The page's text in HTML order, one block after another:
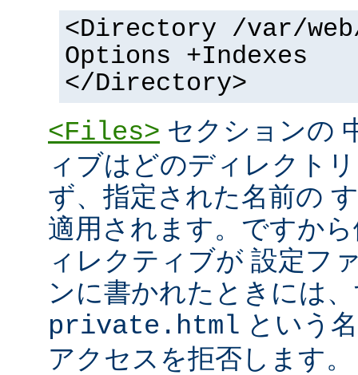
<Directory /var/
Options +Indexes
</Directory>
<Files> セクションの
ィブはどのディレクト
ず、指定された名前の
適用されます。ですか
ィレクティブが 設定フ
ンに書かれたときには
private.html という
アクセスを拒否します。